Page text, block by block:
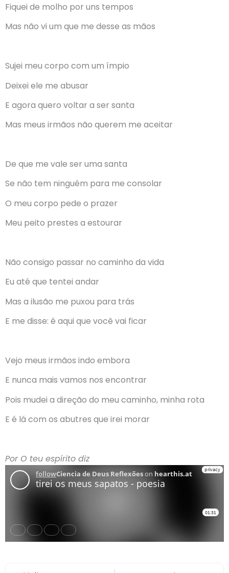
Fiquei de molho por uns tempos
Mas não vi um que me desse as mãos
Sujei meu corpo com um ímpio
Deixei ele me abusar
E agora quero voltar a ser santa
Mas meus irmãos não querem me aceitar
De que me vale ser uma santa
Se não tem ninguém para me consolar
O meu corpo pede o prazer
Meu peito prestes a estourar
Não consigo passar no caminho da vida
Eu até que tentei andar
Mas a ilusão me puxou para trás
E me disse: é aqui que você vai ficar
Vejo meus irmãos indo embora
E nunca mais vamos nos encontrar
Pois mudei a direção do meu caminho, minha rota
E é lá com os abutres que irei morar
Por O teu espírito diz